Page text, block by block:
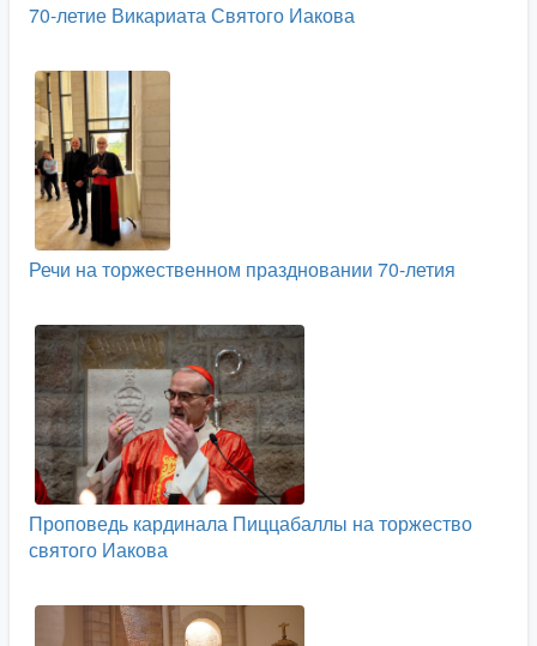
70-летие Викариата Святого Иакова
Речи на торжественном праздновании 70-летия
Проповедь кардинала Пиццабаллы на торжество
святого Иакова